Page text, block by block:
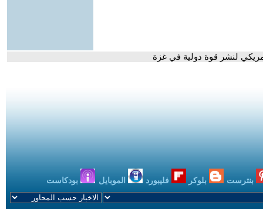
لنشر قوة دولية في غزة
بنترست بلوكر فليبورد الموبايل بودكاست